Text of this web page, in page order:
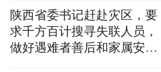
陕西省委书记赶赴灾区，要
求千方百计搜寻失联人员，
做好遇难者善后和家属安抚